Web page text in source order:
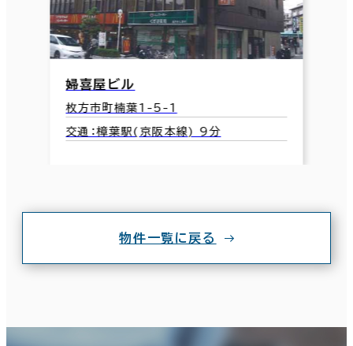
婦喜屋ビル
枚方市町楠葉1-5-1
交通：樟葉駅(京阪本線) 9分
物件一覧に戻る